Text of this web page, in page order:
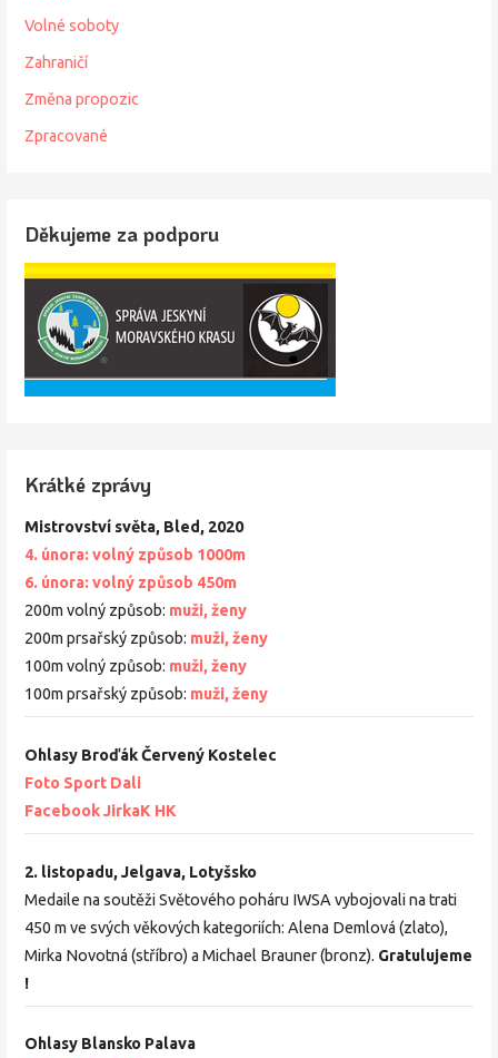
Volné soboty
Zahraničí
Změna propozic
Zpracované
Děkujeme za podporu
Krátké zprávy
Mistrovství světa, Bled, 2020
4. února: volný způsob 1000m
6. února: volný způsob 450m
200m volný způsob: muži, ženy
200m prsařský způsob: muži, ženy
100m volný způsob: muži, ženy
100m prsařský způsob: muži, ženy
Ohlasy Broďák Červený Kostelec
Foto Sport Dali
Facebook JirkaK HK
2. listopadu, Jelgava, Lotyšsko
Medaile na soutěži Světového poháru IWSA vybojovali na trati
450 m ve svých věkových kategoriích: Alena Demlová (zlato),
Mirka Novotná (stříbro) a Michael Brauner (bronz). Gratulujeme
!
Ohlasy Blansko Palava